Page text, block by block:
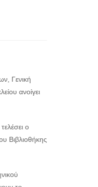
Γενική
ανοίγει
ο
Βιβλιοθήκης